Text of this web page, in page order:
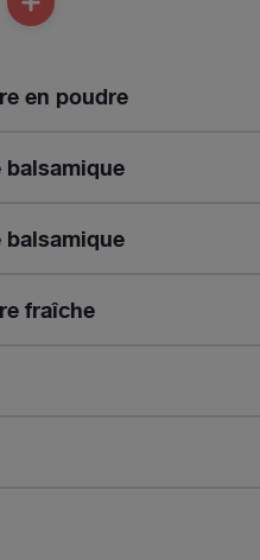
AJOUTER UNE PERSONNE
en poudre
balsamique
balsamique
fraîche